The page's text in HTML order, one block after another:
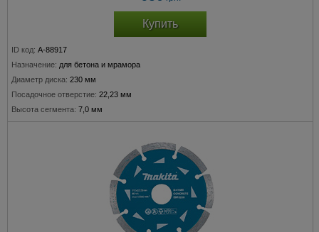
Купить
ID код: A-88917
Назначение: для бетона и мрамора
Диаметр диска: 230 мм
Посадочное отверстие: 22,23 мм
Высота сегмента: 7,0 мм